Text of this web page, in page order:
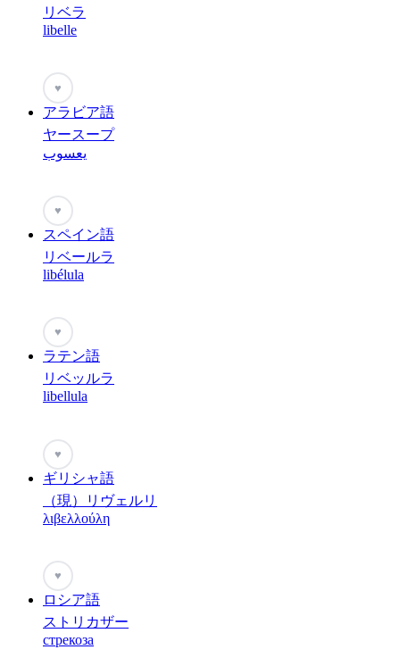
リベラ
libelle
♥
アラビア語
ヤースープ
يعسوب
♥
スペイン語
リベールラ
libélula
♥
ラテン語
リベッルラ
libellula
♥
ギリシャ語
（現）リヴェルリ
λιβελλούλη
♥
ロシア語
ストリカザー
стрекоза